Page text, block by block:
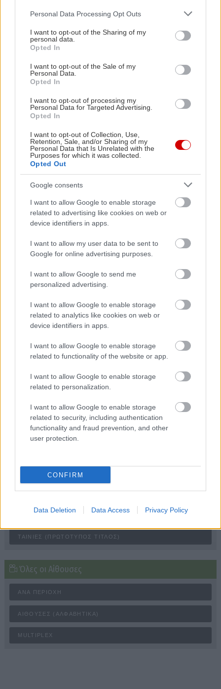
Please note that this website/app uses one or more Google
not limited to your visit or usage behaviour. You may click to
grant or deny consent to Google and its third-party tags to
use your data for below specified purposes in below Google
consent section.
Personal Data Processing Opt Outs
I want to opt-out of the Sharing of my
personal data.
Opted In
I want to opt-out of the Sale of my
Personal Data.
Opted In
I want to opt-out of processing my
Personal Data for Targeted Advertising.
Opted In
I want to opt-out of Collection, Use,
Retention, Sale, and/or Sharing of my
Personal Data that Is Unrelated with the
Purposes for which it was collected.
Opted Out
Google consents
I want to allow Google to enable storage
related to advertising like cookies on web or
device identifiers in apps.
I want to allow my user data to be sent to
Google for online advertising purposes.
I want to allow Google to send me
personalized advertising.
I want to allow Google to enable storage
related to analytics like cookies on web or
device identifiers in apps.
I want to allow Google to enable storage
related to functionality of the website or app.
I want to allow Google to enable storage
related to personalization.
I want to allow Google to enable storage
related to security, including authentication
functionality and fraud prevention, and other
user protection.
CONFIRM
Data Deletion Data Access Privacy Policy
ζωντανό πυρήνα κινηματογραφικής κουλτούρας
για την Αθήνα, μετατρέποντας έναν
εγκαταλελειμμένο χώρο σε σημείο συνάντησης
για το κοινό που αγαπά το σινεμά κάτω από τα
αστέρια.
Cinobo Μασκώτ
Διεύθυνση: Λ. Κωνσταντινουπόλεως 2, Ταύρος
Σχετικά με το Cinobo
Το Cinobo είναι η ελληνική streaming πλατφόρμα
και εταιρία διανομής που ειδικεύεται στον
ανεξάρτητο και arthouse κινηματογράφο. Ιδρύθηκε
το 2020, έχει παρουσία σε Ελλάδα και Κύπρο και
όραμά του είναι να φέρει το «μεγάλο σινεμά, σε
όλες τις οθόνες», συγκεντρώνοντας προσεκτικά
επιλεγμένο κινηματογραφικό περιεχόμενο από όλο
τον κόσμο και την Ελλάδα που είναι συχνά
διάσπαρτο ή και δυσεύρετο. Σήμερα, το Cinobo
ανεξάρτητου κινηματογράφου μέσω μιας εκτενούς
επιμελημένης online ταινιοθήκης για όλες τις
διαθέσεις. Η πρόσβαση στην πλατφόρμα είναι
δυνατή από εφαρμογή σε Smart TV, smartphone και
υπολογιστές. Ο χρήστης έχει τη δυνατότητα
δωρεάν δοκιμής για 7 ημέρες και έκτοτε με 9,99€/
μήνα, δίχως μακροχρόνιες δεσμεύσεις, έχει
απεριόριστη πρόσβαση σε όλο τον κατάλογο, με
δυνατότητα παρακολούθησης από 2 οθόνες
Όλες οι Ταινίες
ΤΑΙΝΊΕΣ (ΕΛΛΗΝΙΚΌΣ ΤΊΤΛΟΣ)
ΤΑΙΝΊΕΣ (ΠΡΩΤΌΤΥΠΟΣ ΤΊΤΛΟΣ)
Όλες οι Αίθουσες
ΑΝΆ ΠΕΡΙΟΧΉ
ΑΊΘΟΥΣΕΣ (ΑΛΦΑΒΗΤΙΚΆ)
MULTIPLEX